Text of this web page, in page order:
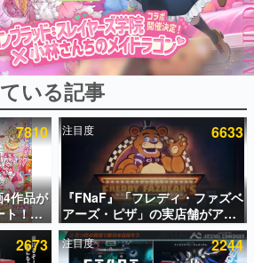
プ
いる記事ランキング
いる記事
7810
4作品が
ト！な
画ほぼ
ゃけ
注目度 6633
『FNaF』「フレディ・ファズベ
アーズ・ピザ」の実店舗がアメ
リカの商業施設「American
Dream」に2027年オープン！
2673 注目度 2244